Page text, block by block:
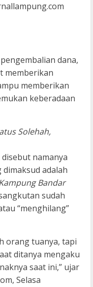
dana,
memberikan
memberikan
keberadaan
Solehah,
namanya
adalah
Bandar
sudah
“menghilang”
orang tuanya, tapi
ditanya mengaku
saat ini,” ujar
Selasa